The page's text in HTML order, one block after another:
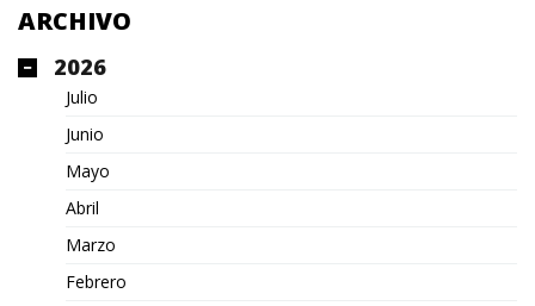
ARCHIVO
2026
Julio
Junio
Mayo
Abril
Marzo
Febrero